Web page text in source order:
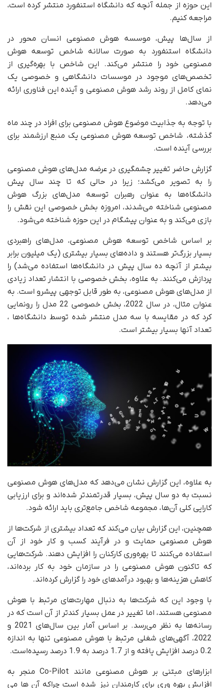
این حوزه از جمله آنچه که دانشگاه استنفورد منتشر کرده است،
مراجعه کنیم.
از سال‌ها پیش، موسسه هوش مصنوعی انسان محور در
دانشگاه استنفورد به صورت سالانه شاخص توسعه هوش
مصنوعی خود را منتشر می‌کند. این شاخص با بهره‌گیری از
تخصص‌های موجود در موسسات دانشگاهی و خصوصی یک
نمای کامل از روند رشد هوش مصنوعی و آینده این فناوری ارائه
می‌دهد.
با توجه به جذابیت موضوع هوش مصنوعی برای افراد در چند ماه
گذشته، شاخص توسعه هوش مصنوعی یک منبع ارزشمند برای
بررسی آینده است.
گزارش حاضر تغییر چشمگیری در عرضه مدل‌های هوش مصنوعی
را به تصویر می‌کشد؛ زیرا در حالی که تا چند سال پیش
دانشگاه‌ها به عنوان رهبران توسعه مدل‌های بزرگ هوش
مصنوعی شناخته می‌شدند، امروزه بخش خصوصی این نقش را
بازی می‌کند و به عنوان پیشگام در این حوزه شناخته می‌شود.
بر اساس شاخص توسعه هوش مصنوعی، مدل‌های راهبردی
بسیار بزرگ‌تر هستند و داده‌های بسیار بیشتری (یک میلیون برابر
بیشتر از آنچه ده سال پیش در دانشگاه‌ها استفاده می‌شد) را
پردازش می‌کنند. به علاوه، بخش خصوصی با انتشار تعداد زیادی
از مدل‌های هوش مصنوعی، به طور قابل توجهی پیشرو است. به
عنوان مثال، در سال 2022، بخش خصوصی 22 مدل را رونمایی
کرد که در مقایسه با سه مدل منتشر شده توسط دانشگاه‌ها ،
تعداد آنها بسیار بیشتر است.
به علاوه، این گزارش نشان می‌دهد که مدل‌های هوش مصنوعی
نسبت به دو سال پیش، بسیار قدرتمندتر شده‌اند و برای ارزیابی
کارایی کلی آن‌ها، مجموعه‌ شاخص جامع‌تری باید ارائه شود.
همچنین، این گزارش بیان می‌کند که تعداد بیشتری از شرکت‌ها از
هوش مصنوعی حمایت و در فرآیند کسب و کار خود از آن
استفاده می‌کنند تا بهره‌وری کارکنان را افزایش دهند. شرکت‌هایی
که تاکنون هوش مصنوعی را در سازمان خود به کار برده‌اند،
کاهش هزینه‌ها و بهبود درآمدهای خود را گزارش کرده‌اند.
با وجود این که شرکت‌ها به دنبال مهارت‌های مرتبط با هوش
مصنوعی هستند، اما تغییر در عمل بسیار کندتر از آن است که در
رسانه‌ها به نظر می‌رسد. بر اساس آمار بین سال‌های 2021 و
2022، آگهی‌های شغلی مرتبط با هوش مصنوعی تنها به اندازه
0.2 درصد افزایش یافته و از 1.7 درصد به 1.9 درصد رسیده‌است.
ابزارهای مبتنی بر هوش مصنوعی مانند Co-Pilot منجر به
افزایش بهره وری برای کارمندان نیز شده است چراکه آن ها می